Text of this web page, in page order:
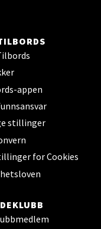
appen
stillinger
for Cookies